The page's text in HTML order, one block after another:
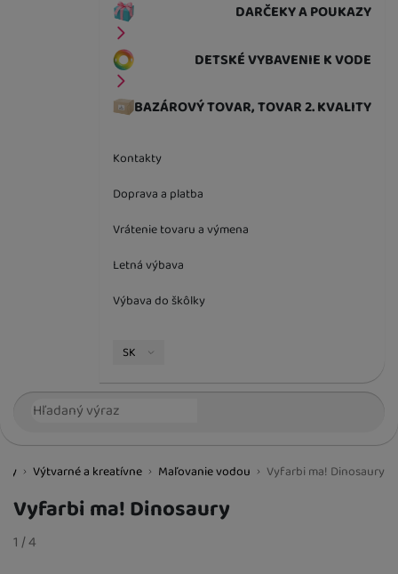
DARČEKY A POUKAZY
DETSKÉ VYBAVENIE K VODE
BAZÁROVÝ TOVAR, TOVAR 2. KVALITY
Kontakty
Doprava a platba
Vrátenie tovaru a výmena
Letná výbava
Výbava do škôlky
Jazyková verzia
SK
Vyhľadávanie
Výtvarné a kreatívne Maľovanie vodou Vyfarbi ma! Dinosaury
Vyfarbi ma! Dinosaury
Fotografie
slide
1 /z
4